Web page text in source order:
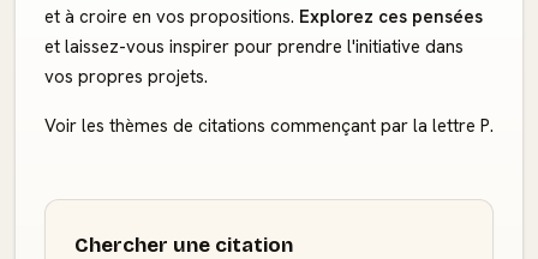
et à croire en vos propositions. Explorez ces pensées
et laissez-vous inspirer pour prendre l'initiative dans
vos propres projets.
Voir les thèmes de citations commençant par la lettre P.
Chercher une citation